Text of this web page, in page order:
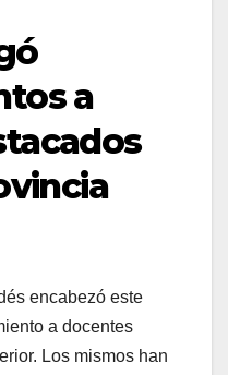
a
encabezó este
a docentes
Los mismos han